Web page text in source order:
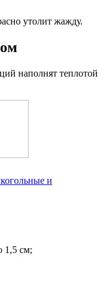
утолит жажду.
наполнят теплотой
и
1,5 см;